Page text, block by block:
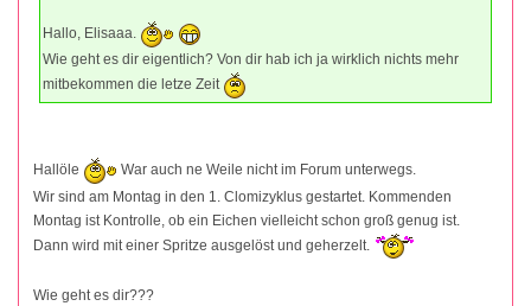
Hallo, Elisaaa.
Wie geht es dir eigentlich? Von dir hab ich ja wirklich nichts mehr
mitbekommen die letze Zeit
Hallöle
War auch ne Weile nicht im Forum unterwegs.
Wir sind am Montag in den 1. Clomizyklus gestartet. Kommenden
Montag ist Kontrolle, ob ein Eichen vielleicht schon groß genug ist.
Dann wird mit einer Spritze ausgelöst und geherzelt.
Wie geht es dir???